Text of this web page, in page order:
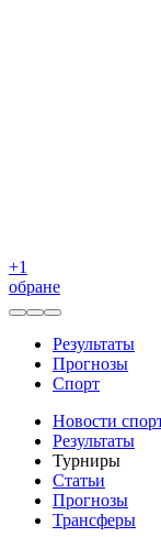
+1
обране
Результаты
Прогнозы
Спорт
Новости
Результаты
Турниры
Статьи
Прогнозы
Трансферы